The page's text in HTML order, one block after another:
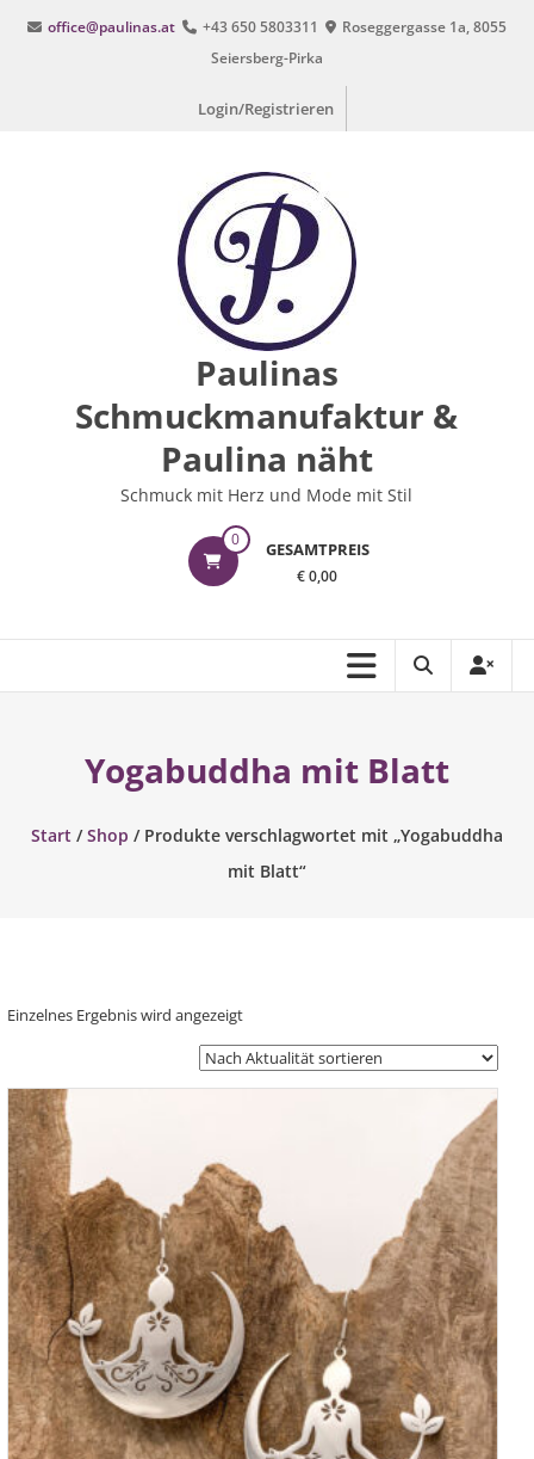
Inhalt
office@paulinas.at +43 650 5803311
Roseggergasse 1a, 8055
Seiersberg-Pirka
Login/Registrieren
Paulinas
Schmuckmanufaktur &
Paulina näht
Schmuck mit Herz und Mode mit Stil
0 GESAMTPREIS
€ 0,00
Yogabuddha mit Blatt
Start /Shop / Produkte verschlagwortet mit „Yogabuddha
mit Blatt“
Einzelnes Ergebnis wird angezeigt